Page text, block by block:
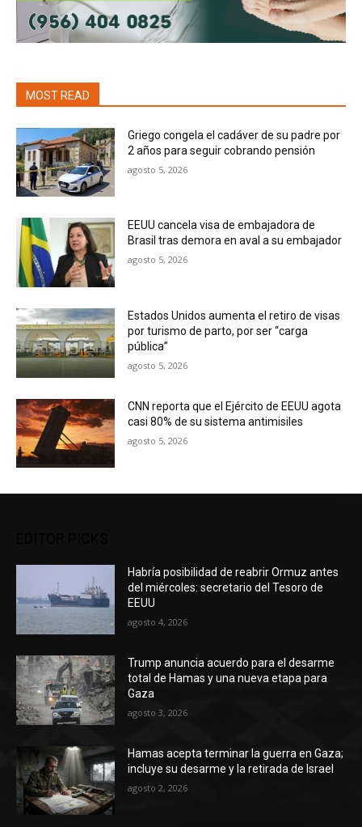
MOST READ
Griego congela el cadáver de su padre por
2 años para seguir cobrando pensión
agosto 5, 2026
EEUU cancela visa de embajadora de
Brasil tras demora en aval a su embajador
agosto 5, 2026
Estados Unidos aumenta el retiro de visas
por turismo de parto, por ser “carga
pública”
agosto 5, 2026
CNN reporta que el Ejército de EEUU agota
casi 80% de su sistema antimisiles
agosto 5, 2026
Habría posibilidad de reabrir Ormuz antes
del miércoles: secretario del Tesoro de
EEUU
agosto 4, 2026
Trump anuncia acuerdo para el desarme
total de Hamas y una nueva etapa para
Gaza
agosto 3, 2026
Hamas acepta terminar la guerra en Gaza;
incluye su desarme y la retirada de Israel
agosto 2, 2026